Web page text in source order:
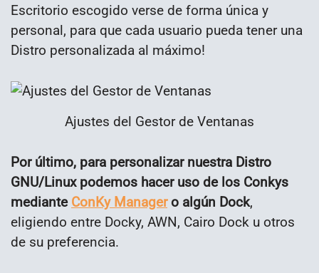
Escritorio escogido verse de forma única y
personal, para que cada usuario pueda tener una
Distro personalizada al máximo!
Ajustes del Gestor de Ventanas
Por último, para personalizar nuestra Distro
GNU/Linux podemos hacer uso de los Conkys
mediante ConKy Managero algún Dock,
eligiendo entre Docky, AWN, Cairo Dock u otros
de su preferencia.